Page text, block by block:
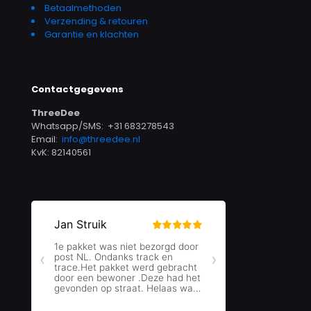
Betaalmethoden
Verzending & retouren
Garantie en klachten
Contactgegevens
ThreeDee
Whatsapp/SMS: +31 683278543
Email: info@threedee.nl
KvK: 82140561